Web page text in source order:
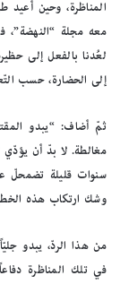
المناظرة، وحين
معه مجلة
لعُدنا بالفعل إلى
إلى الحضارة، حسب
ثمّ أضاف: “يبدو
مغالطة. لا بدّ أن
سنوات قليلة تضمحلّ
وشك ارتكاب هذه
من هذا الردّ، يبدو
في تلك المناظرة